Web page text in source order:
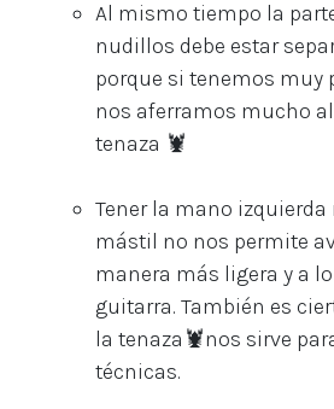
Al mismo tiempo la
nudillos debe estar
porque si tenemos muy
nos aferramos mucho
tenaza 🦞
Tener la mano
mástil no nos permite
manera más ligera y a
guitarra. También es
la tenaza🦞nos sirve
técnicas.